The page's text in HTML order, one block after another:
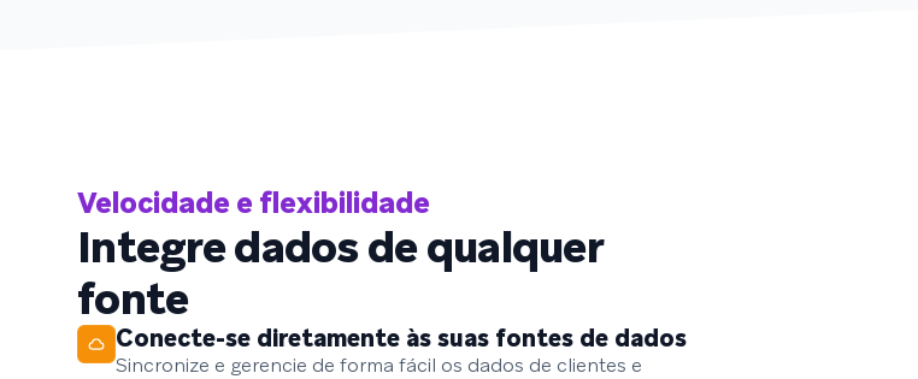
Velocidade e flexibilidade
Integre dados de qualquer
fonte
Conecte-se diretamente às suas fontes de dados
Sincronize e gerencie de forma fácil os dados de clientes e